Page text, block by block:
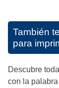
También
para
Descubre
con la